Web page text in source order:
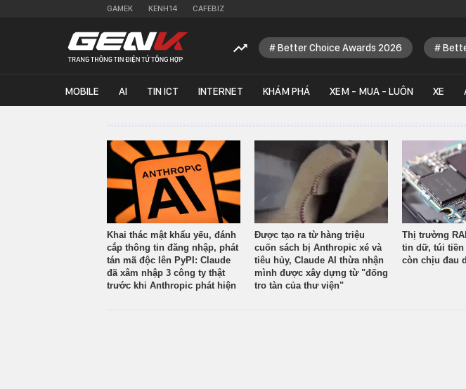
GAMEK KENH14 CAFEBIZ
Better Choice Awards 2026
MOBILE AI TIN ICT INTERNET KHÁM PHÁ XEM - MUA - LUÔN XE
Khai thác mật khẩu yếu, đánh
cắp thông tin đăng nhập, phát
tán mã độc lên PyPI: Claude
đã xâm nhập 3 công ty thật
trước khi Anthropic phát hiện
Được tạo ra từ hàng triệu
cuốn sách bị Anthropic xé và
tiêu hủy, Claude AI thừa nhận
mình được xây dựng từ "đống
tro tàn của thư viện"
Thị trường
tin dữ, túi
còn chịu đau